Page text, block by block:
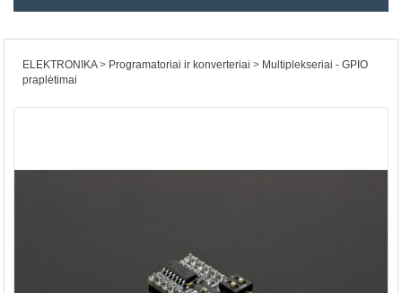
ELEKTRONIKA Programatoriai ir konverteriai
Multiplekseriai - GPIO
praplėtimai